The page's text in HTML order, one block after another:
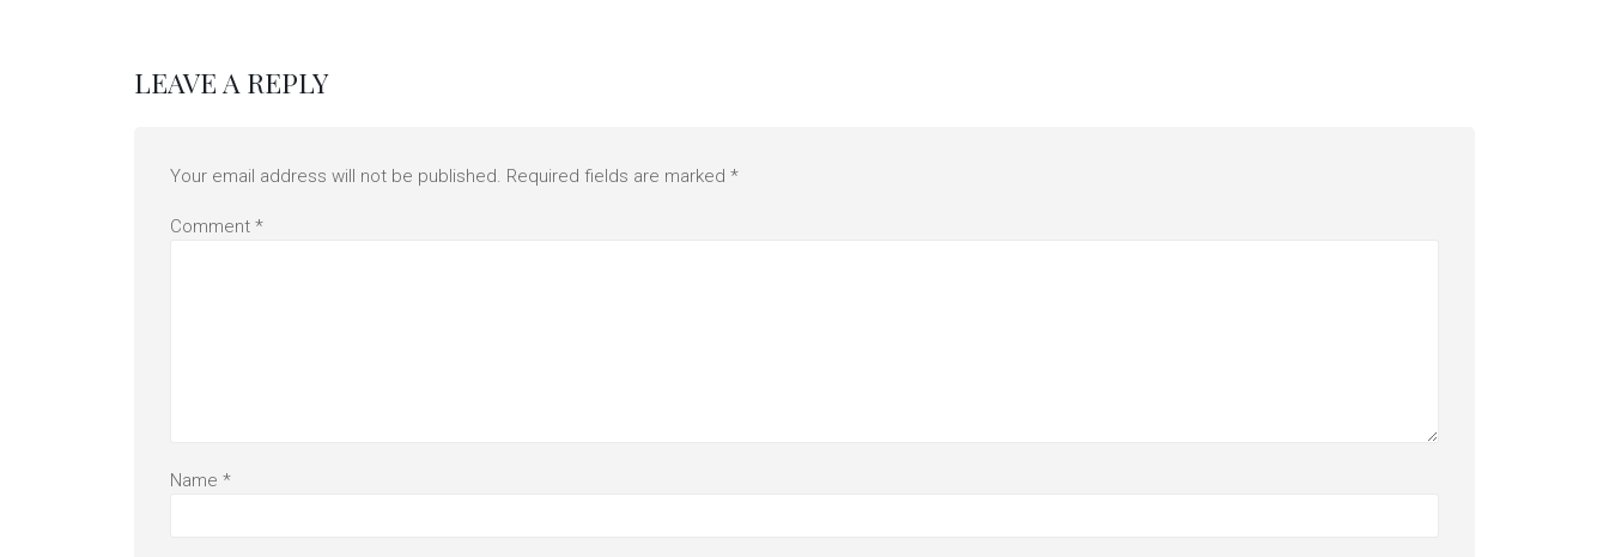
LEAVE A REPLY
Your email address will not be published. Required fields are marked *
Comment *
Name *